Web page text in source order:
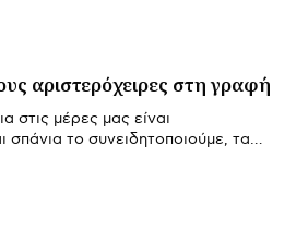
αριστερόχειρες στη γραφή
στις μέρες μας είναι
σπάνια το συνειδητοποιούμε, τα…